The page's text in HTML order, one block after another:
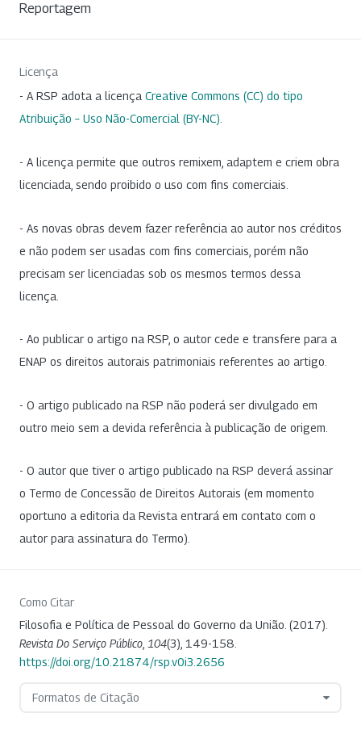
Reportagem
Licença
- A RSP adota a licença Creative Commons (CC) do tipo
Atribuição – Uso Não-Comercial (BY-NC)
- A licença permite que outros remixem, adaptem e criem obra
licenciada, sendo proibido o uso com fins comerciais.
- As novas obras devem fazer referência ao autor nos créditos
e não podem ser usadas com fins comerciais, porém não
precisam ser licenciadas sob os mesmos termos dessa
licença.
- Ao publicar o artigo na RSP, o autor cede e transfere para a
ENAP os direitos autorais patrimoniais referentes ao artigo.
- O artigo publicado na RSP não poderá ser divulgado em
outro meio sem a devida referência à publicação de origem.
- O autor que tiver o artigo publicado na RSP deverá assinar
o Termo de Concessão de Direitos Autorais (em momento
oportuno a editoria da Revista entrará em contato com o
autor para assinatura do Termo).
Como Citar
Filosofia e Política de Pessoal do Governo da União. (2017).
Revista Do Serviço Público 104(3), 149-158.
https://doi.org/10.21874/rsp.v0i3.2656
Formatos de Citação